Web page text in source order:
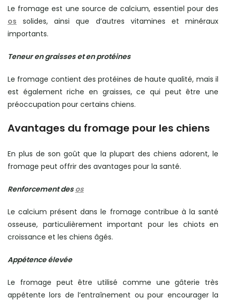
Le fromage est une source de calcium, essentiel pour des
os solides, ainsi que d’autres vitamines et minéraux
importants.
Teneur en graisses et en protéines
Le fromage contient des protéines de haute qualité, mais il
est également riche en graisses, ce qui peut être une
préoccupation pour certains chiens.
Avantages du fromage pour les chiens
En plus de son goût que la plupart des chiens adorent, le
fromage peut offrir des avantages pour la santé.
Renforcement desos
Le calcium présent dans le fromage contribue à la santé
osseuse, particulièrement important pour les chiots en
croissance et les chiens âgés.
Appétence élevée
Le fromage peut être utilisé comme une gâterie très
appétente lors de l’entraînement ou pour encourager la